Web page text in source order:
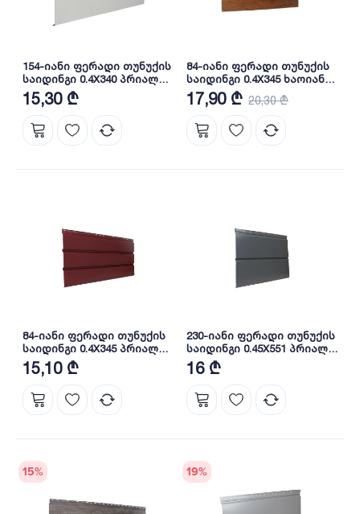
154-იანი ფერადი თუნუქის
საიდინგი 0.4X340 პრიალა
RAL 9002 NOVA
15,30 ₾
84-იანი ფერადი თუნუქის
საიდინგი 0.4X345 ხაოიანი
WOOD NOVA
17,90 ₾ 20,30 ₾
84-იანი ფერადი თუნუქის
საიდინგი 0.4X345 პრიალა
RAL 3005 NOVA
15,10 ₾
230-იანი ფერადი თუნუქის
საიდინგი 0.45X551 პრიალა
RAL 7016 NOVA
16 ₾
15% 19%